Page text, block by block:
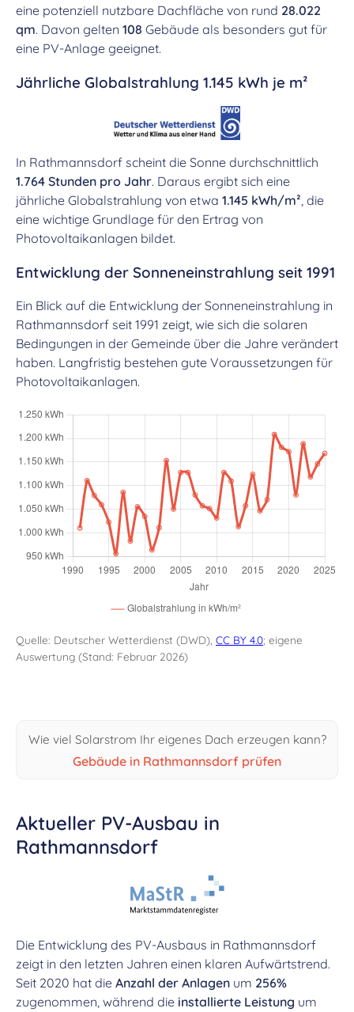
eine potenziell nutzbare Dachfläche von rund 28.022
qm. Davon gelten 108 Gebäude als besonders gut für
eine PV-Anlage geeignet.
Jährliche Globalstrahlung 1.145 kWh je m²
In Rathmannsdorf scheint die Sonne durchschnittlich
1.764 Stunden pro Jahr. Daraus ergibt sich eine
jährliche Globalstrahlung von etwa 1.145 kWh/m², die
eine wichtige Grundlage für den Ertrag von
Photovoltaikanlagen bildet.
Entwicklung der Sonneneinstrahlung seit 1991
Ein Blick auf die Entwicklung der Sonneneinstrahlung in
Rathmannsdorf seit 1991 zeigt, wie sich die solaren
Bedingungen in der Gemeinde über die Jahre verändert
haben. Langfristig bestehen gute Voraussetzungen für
Photovoltaikanlagen.
Quelle: Deutscher Wetterdienst (DWD), CC BY 4.0; eigene
Auswertung (Stand: Februar 2026)
Wie viel Solarstrom Ihr eigenes Dach erzeugen kann?
Gebäude in Rathmannsdorf prüfen
Aktueller PV-Ausbau in
Rathmannsdorf
Die Entwicklung des PV-Ausbaus in Rathmannsdorf
zeigt in den letzten Jahren einen klaren Aufwärtstrend.
Seit 2020 hat die Anzahl der Anlagen um 256%
zugenommen, während die installierte Leistung um